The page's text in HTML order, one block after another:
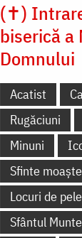
(✝)
biserică a
Domnului
Acatist
Rugăciuni
Minuni
Sfinte moaște
Locuri de
Sfântul